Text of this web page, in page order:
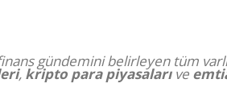
gündemini belirleyen tüm
, kripto para piyasalarıve